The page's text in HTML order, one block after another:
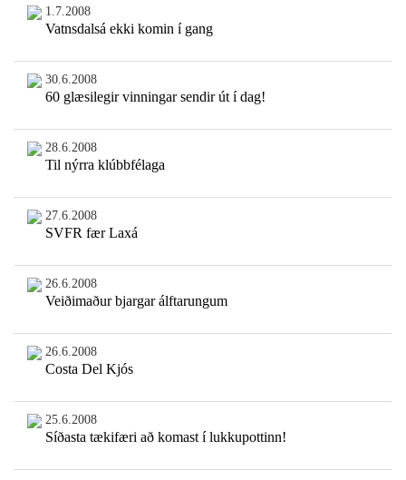
1.7.2008
Vatnsdalsá ekki komin í gang
30.6.2008
60 glæsilegir vinningar sendir út í dag!
28.6.2008
Til nýrra klúbbfélaga
27.6.2008
SVFR fær Laxá
26.6.2008
Veiðimaður bjargar álftarungum
26.6.2008
Costa Del Kjós
25.6.2008
Síðasta tækifæri að komast í lukkupottinn!